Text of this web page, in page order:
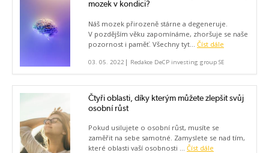
mozek v kondici?
Náš mozek přirozeně stárne a degeneruje.
V pozdějším věku zapomínáme, zhoršuje se naše
pozornost i paměť. Všechny tyt... Číst dále
03. 05. 2022 | Redakce DeCP investing group SE
Čtyři oblasti, díky kterým můžete zlepšit svůj
osobní růst
Pokud usilujete o osobní růst, musíte se
zaměřit na sebe samotné. Zamyslete se nad tím,
které oblasti vaší osobnosti ... Číst dále